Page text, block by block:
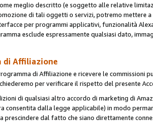
meglio descritto (e soggetto alle relative
di tali oggetti o servizi, potremo mettere
per programmi applicativi, funzionalità
esclude espressamente qualsiasi dato,
di Affiliazione
di Affiliazione e ricevere le commissioni
per verificare il rispetto del presente
di qualsiasi altro accordo di marketing di
consentita dalla legge applicabile) in modo
dal fatto che siano direttamente